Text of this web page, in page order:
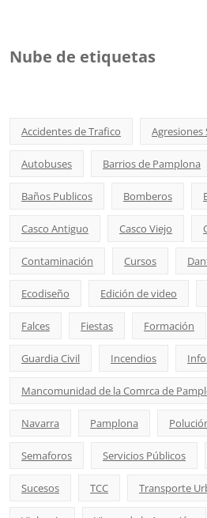
Nube de etiquetas
Accidentes de Trafico Agresiones
Autobuses Barrios de Pamplona
Baños Publicos Bomberos
Casco Antiguo Casco Viejo
Contaminación Cursos
Ecodiseño Edición de video
Falces Fiestas Formación
Guardia Civil Incendios
Mancomunidad de la Comrca de
Navarra Pamplona
Semaforos Servicios Públicos
Sucesos TCC Transporte